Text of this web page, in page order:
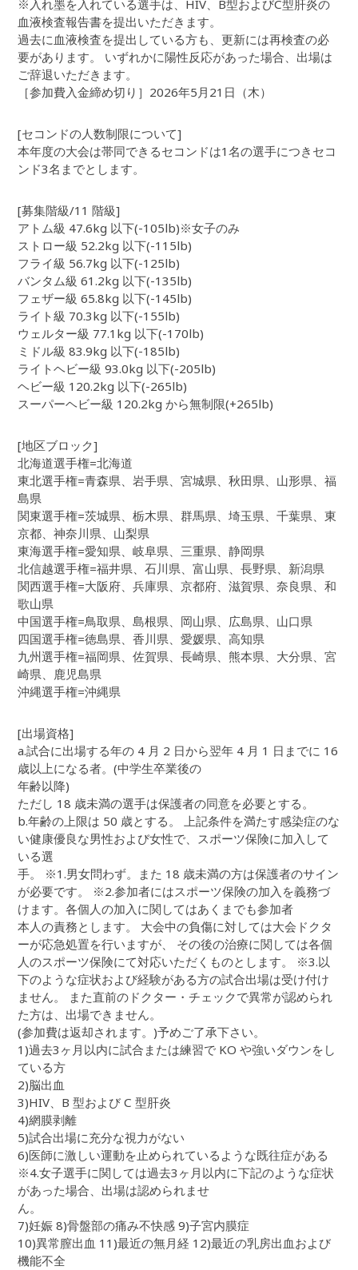
※入れ墨を入れている選手は、HIV、B型およびC型肝炎の
血液検査報告書を提出いただきます。
過去に血液検査を提出している方も、更新には再検査の必
要があります。 いずれかに陽性反応があった場合、出場は
ご辞退いただきます。
［参加費入金締め切り］2026年5月21日（木）
[セコンドの人数制限について]
本年度の大会は帯同できるセコンドは1名の選手につきセコ
ンド3名までとします。
[募集階級/11 階級]
アトム級 47.6kg 以下(-105lb)※女子のみ
ストロー級 52.2kg 以下(-115lb)
フライ級 56.7kg 以下(-125lb)
バンタム級 61.2kg 以下(-135lb)
フェザー級 65.8kg 以下(-145lb)
ライト級 70.3kg 以下(-155lb)
ウェルター級 77.1kg 以下(-170lb)
ミドル級 83.9kg 以下(-185lb)
ライトヘビー級 93.0kg 以下(-205lb)
ヘビー級 120.2kg 以下(-265lb)
スーパーヘビー級 120.2kg から無制限(+265lb)
[地区ブロック]
北海道選手権=北海道
東北選手権=青森県、岩手県、宮城県、秋田県、山形県、福
島県
関東選手権=茨城県、栃木県、群馬県、埼玉県、千葉県、東
京都、神奈川県、山梨県
東海選手権=愛知県、岐阜県、三重県、静岡県
北信越選手権=福井県、石川県、富山県、長野県、新潟県
関西選手権=大阪府、兵庫県、京都府、滋賀県、奈良県、和
歌山県
中国選手権=鳥取県、島根県、岡山県、広島県、山口県
四国選手権=徳島県、香川県、愛媛県、高知県
九州選手権=福岡県、佐賀県、長崎県、熊本県、大分県、宮
崎県、鹿児島県
沖縄選手権=沖縄県
[出場資格]
a.試合に出場する年の 4 月 2 日から翌年 4 月 1 日までに 16
歳以上になる者。(中学生卒業後の
年齢以降)
ただし 18 歳未満の選手は保護者の同意を必要とする。
b.年齢の上限は 50 歳とする。 上記条件を満たす感染症のな
い健康優良な男性および女性で、スポーツ保険に加入して
いる選
手。 ※1.男女問わず。また 18 歳未満の方は保護者のサイン
が必要です。 ※2.参加者にはスポーツ保険の加入を義務づ
けます。各個人の加入に関してはあくまでも参加者
本人の責務とします。 大会中の負傷に対しては大会ドクタ
ーが応急処置を行いますが、 その後の治療に関しては各個
人のスポーツ保険にて対応いただくものとします。 ※3.以
下のような症状および経験がある方の試合出場は受け付け
ません。 また直前のドクター・チェックで異常が認められ
た方は、出場できません。
(参加費は返却されます。)予めご了承下さい。
1)過去3ヶ月以内に試合または練習で KO や強いダウンをし
ている方
2)脳出血
3)HIV、B 型および C 型肝炎
4)網膜剥離
5)試合出場に充分な視力がない
6)医師に激しい運動を止められているような既往症がある
※4.女子選手に関しては過去3ヶ月以内に下記のような症状
があった場合、出場は認められませ
ん。
7)妊娠 8)骨盤部の痛み不快感 9)子宮内膜症
10)異常膣出血 11)最近の無月経 12)最近の乳房出血および
機能不全